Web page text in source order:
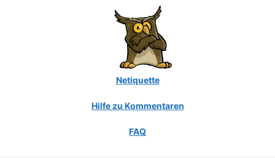
Netiquette
Hilfe zu Kommentaren
FAQ